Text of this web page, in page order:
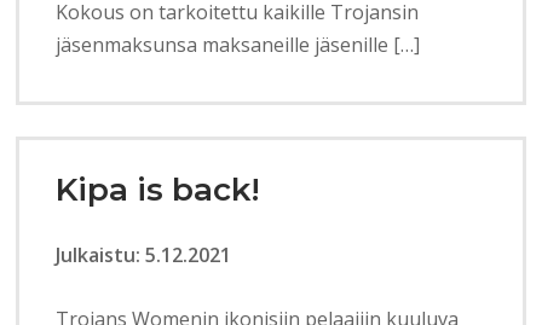
Kokous on tarkoitettu kaikille Trojansin
jäsenmaksunsa maksaneille jäsenille […]
Kipa is back!
Julkaistu: 5.12.2021
Trojans Womenin ikonisiin pelaajiin kuuluva